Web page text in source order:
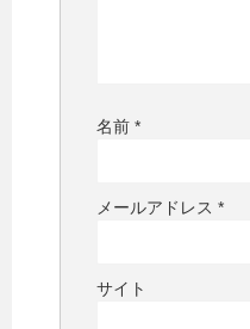
名前 *
メールアドレス *
サイト